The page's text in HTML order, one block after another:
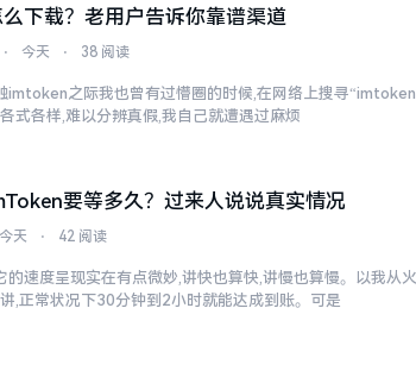
下载？老用户告诉你靠谱渠道
⋅ 今天 ⋅ 38 阅读
imtoken之际我也曾有过懵圈的时候,在网络上搜寻
式各样,难以分辨真假,我自己就遭遇过麻烦
要等多久？过来人说说真实情况
今天 ⋅ 42 阅读
的速度呈现实在有点微妙,讲快也算快,讲慢也算慢。以我从
,正常状况下30分钟到2小时就能达成到账。可是